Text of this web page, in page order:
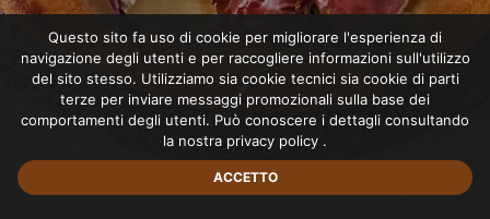
Questo sito fa uso di cookie per migliorare l'esperienza di
navigazione degli utenti e per raccogliere informazioni sull'utilizzo
del sito stesso. Utilizziamo sia cookie tecnici sia cookie di parti
terze per inviare messaggi promozionali sulla base dei
comportamenti degli utenti. Può conoscere i dettagli consultando
la nostra privacy policy .
ACCETTO